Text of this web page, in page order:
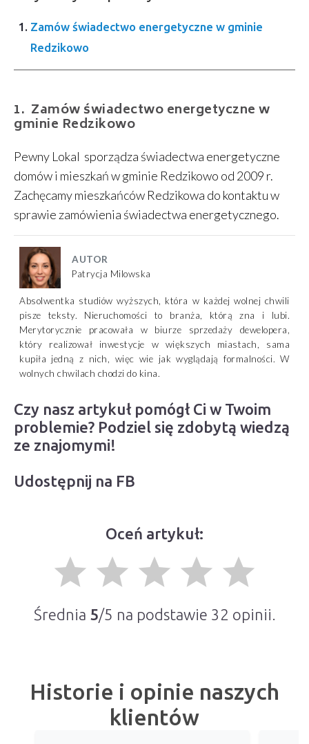
Zamów świadectwo energetyczne w gminie
Redzikowo
Zamów świadectwo energetyczne w
gminie Redzikowo
Pewny Lokal sporządza świadectwa energetyczne
domów i mieszkań w gminie Redzikowo od 2009 r.
Zachęcamy mieszkańców Redzikowa do kontaktu w
sprawie zamówienia świadectwa energetycznego.
AUTOR
Patrycja Milowska
Absolwentka studiów wyższych, która w każdej wolnej chwili
pisze teksty. Nieruchomości to branża, którą zna i lubi.
Merytorycznie pracowała w biurze sprzedaży dewelopera,
który realizował inwestycje w większych miastach, sama
kupiła jedną z nich, więc wie jak wyglądają formalności. W
wolnych chwilach chodzi do kina.
Czy nasz artykuł pomógł Ci w Twoim
problemie? Podziel się zdobytą wiedzą
ze znajomymi!
Udostępnij na FB
Oceń artykuł:
grade grade grade grade grade
Średnia 5/5 na podstawie 32 opinii.
Historie i opinie naszych
klientów